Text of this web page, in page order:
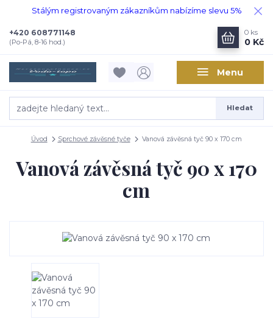
Stálým registrovaným zákazníkům nabízíme slevu 5%
Menu
Hledat
+420 608771148
(Po-Pá, 8-16 hod.)
0 ks
0 Kč
Úvod Sprchové závěsné tyče Vanová závěsná tyč 90 x 170 cm
Vanová závěsná tyč 90 x 170
cm